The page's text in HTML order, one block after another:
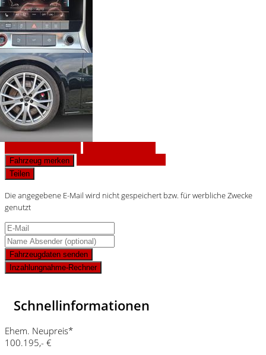
Fahrzeug merken
Teilen
Die angegebene E-Mail wird nicht gespeichert bzw. für werbliche Zwecke
genutzt
Fahrzeugdaten senden
Inzahlungnahme-Rechner
Schnellinformationen
Ehem. Neupreis*
100.195,- €